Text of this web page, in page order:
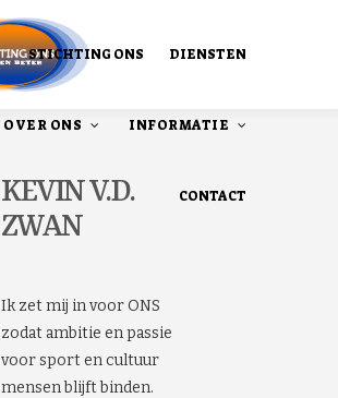
STICHTING ONS DIENSTEN
OVER ONS INFORMATIE
CONTACT
KEVIN V.D.
ZWAN
Ik zet mij in voor ONS
zodat ambitie en passie
voor sport en cultuur
mensen blijft binden.